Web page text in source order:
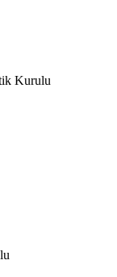
Kurulu